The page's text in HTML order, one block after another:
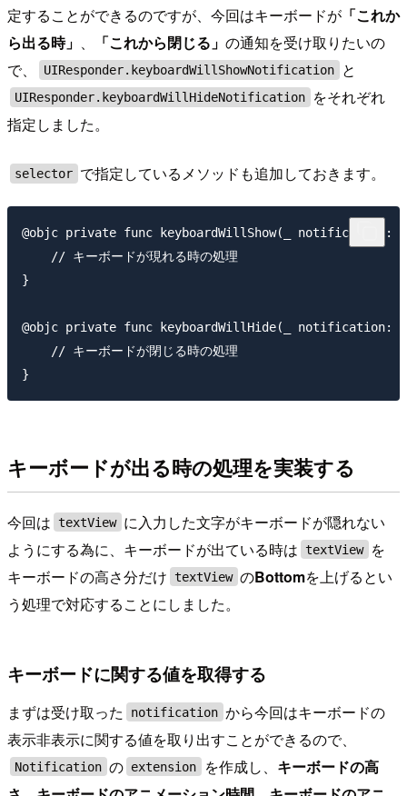
定することができるのですが、今回はキーボードが 「これか
ら出る時」 、 「これから閉じる」 の通知を受け取りたいの
で、
UIResponder.keyboardWillShowNotification と
UIResponder.keyboardWillHideNotification
をそれぞれ
指定しました。
selector で指定しているメソッドも追加しておきます。
@objc private func keyboardWillShow(_
    // キーボードが現れる時の処理
}
@objc private func keyboardWillHide(_
    // キーボードが閉じる時の処理
キーボードが出る時の処理を実装する
今回は textView に入力した文字がキーボードが隠れない
ようにする為に、キーボードが出ている時は textView
を
キーボードの高さ分だけ textView のBottomを上げるとい
う処理で対応することにしました。
キーボードに関する値を取得する
まずは受け取った notification から今回はキーボードの
表示非表示に関する値を取り出すことができるので、
Notification の extension を作成し、 キーボードの高